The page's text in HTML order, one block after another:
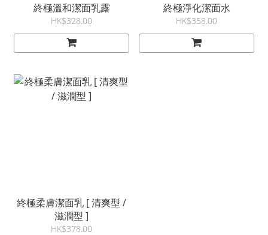
終極溫和潔面乳露
HK$328.00
終極淨化潔面水
HK$358.00
終極柔膚潔面乳 [ 清爽型 /
滋潤型 ]
HK$378.00